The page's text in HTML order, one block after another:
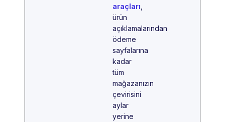
araçları
ürün
açıklamalarından
ödeme
sayfalarına
kadar
tüm
mağazanızın
çevirisini
aylar
yerine